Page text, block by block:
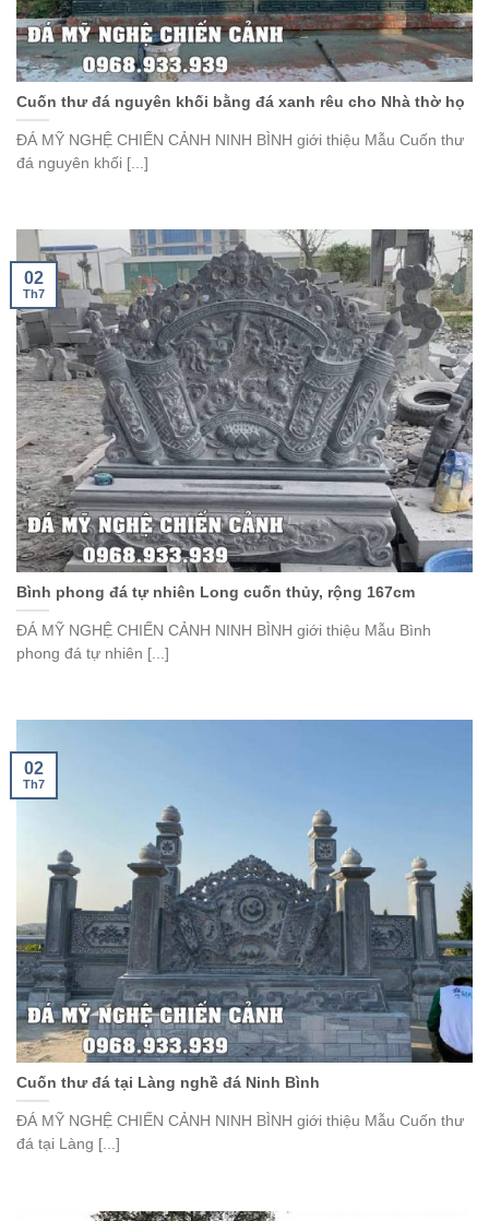
Cuốn thư đá nguyên khối bằng đá xanh rêu cho Nhà thờ họ
ĐÁ MỸ NGHỆ CHIẾN CẢNH NINH BÌNH giới thiệu Mẫu Cuốn thư
đá nguyên khối [...]
Bình phong đá tự nhiên Long cuốn thủy, rộng 167cm
ĐÁ MỸ NGHỆ CHIẾN CẢNH NINH BÌNH giới thiệu Mẫu Bình
phong đá tự nhiên [...]
02
Th7
Cuốn thư đá tại Làng nghề đá Ninh Bình
ĐÁ MỸ NGHỆ CHIẾN CẢNH NINH BÌNH giới thiệu Mẫu Cuốn thư
đá tại Làng [...]
02
Th7